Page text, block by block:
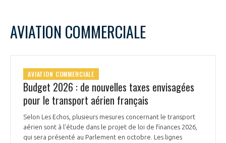
AVIATION COMMERCIALE
AVIATION COMMERCIALE
Budget 2026 : de nouvelles taxes envisagées
pour le transport aérien français
Selon Les Echos, plusieurs mesures concernant le transport
aérien sont à l'étude dans le projet de loi de finances 2026,
qui sera présenté au Parlement en octobre. Les lignes